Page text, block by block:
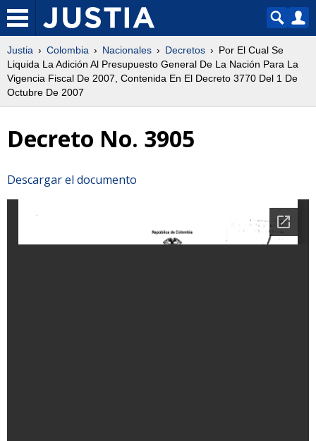
Justia Colombia Nacionales Decretos
Por El Cual Se
Liquida La Adición Al Presupuesto General De La Nación Para La
Vigencia Fiscal De 2007, Contenida En El Decreto 3770 Del 1 De
Octubre De 2007
Decreto No. 3905
Descargar el documento